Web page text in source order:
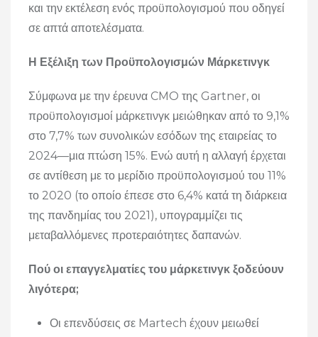
και την εκτέλεση ενός προϋπολογισμού που οδηγεί
σε απτά αποτελέσματα.
Η Εξέλιξη των Προϋπολογισμών Μάρκετινγκ
Σύμφωνα με την έρευνα CMO της Gartner, οι
προϋπολογισμοί μάρκετινγκ μειώθηκαν από το 9,1%
στο 7,7% των συνολικών εσόδων της εταιρείας το
2024—μια πτώση 15%. Ενώ αυτή η αλλαγή έρχεται
σε αντίθεση με το μερίδιο προϋπολογισμού του 11%
το 2020 (το οποίο έπεσε στο 6,4% κατά τη διάρκεια
της πανδημίας του 2021), υπογραμμίζει τις
μεταβαλλόμενες προτεραιότητες δαπανών.
Πού οι επαγγελματίες του μάρκετινγκ ξοδεύουν
λιγότερα;
Οι επενδύσεις σε Martech έχουν μειωθεί